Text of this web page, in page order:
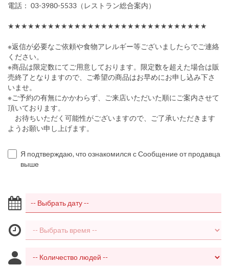
電話： 03-3980-5533（レストラン総合案内）
★★★★★★★★★★★★★★★★★★★★★★★★★★★★★★
※返信が必要なご依頼や食物アレルギー等ございましたらでご連絡
ください。
※商品は限定数にてご用意しております。限定数を超えた場合は販
売終了となりますので、ご希望の商品はお早めにお申し込み下さ
いませ。
※ご予約の有無にかかわらず、ご来店いただいた順にご案内させて
頂いております。
お待ちいただく可能性がございますので、ご了承いただきます
ようお願い申し上げます。
Я подтверждаю, что ознакомился с Сообщение от продавца
выше